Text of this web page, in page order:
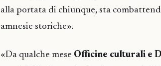
alla portata di chiunque, sta
amnesie storiche».
«Da qualche mese Officine culturali e